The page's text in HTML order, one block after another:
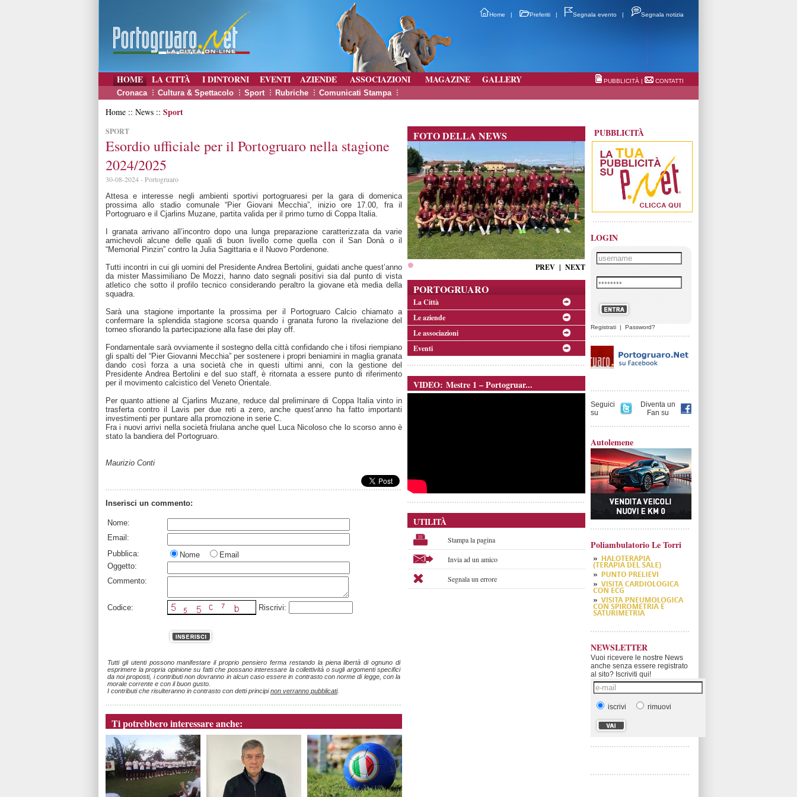
Home | Preferiti | Segnala evento | Segnala notizia
HOME LA CITTÀ I DINTORNI EVENTI AZIENDE ASSOCIAZIONI MAGAZINE GALLERY PUBBLICITÀ | CONTATTI
Cronaca Cultura & Spettacolo Sport Rubriche Comunicati Stampa
Home :: News :: Sport
SPORT
Esordio ufficiale per il Portogruaro nella stagione
2024/2025
30-08-2024 - Portogruaro
Attesa e interesse negli ambienti sportivi portogruaresi per la gara di domenica
prossima allo stadio comunale “Pier Giovani Mecchia”, inizio ore 17.00, fra il
Portogruaro e il Cjarlins Muzane, partita valida per il primo turno di Coppa Italia.
I granata arrivano all’incontro dopo una lunga preparazione caratterizzata da varie
amichevoli alcune delle quali di buon livello come quella con il San Donà o il
“Memorial Pinzin” contro la Julia Sagittaria e il Nuovo Pordenone.
Tutti incontri in cui gli uomini del Presidente Andrea Bertolini, guidati anche quest’anno
da mister Massimiliano De Mozzi, hanno dato segnali positivi sia dal punto di vista
atletico che sotto il profilo tecnico considerando peraltro la giovane età media della
squadra.
Sarà una stagione importante la prossima per il Portogruaro Calcio chiamato a
confermare la splendida stagione scorsa quando i granata furono la rivelazione del
torneo sfiorando la partecipazione alla fase dei play off.
Fondamentale sarà ovviamente il sostegno della città confidando che i tifosi riempiano
gli spalti del “Pier Giovanni Mecchia” per sostenere i propri beniamini in maglia granata
dando così forza a una società che in questi ultimi anni, con la gestione del
Presidente Andrea Bertolini e del suo staff, è ritornata a essere punto di riferimento
per il movimento calcistico del Veneto Orientale.
Per quanto attiene al Cjarlins Muzane, reduce dal preliminare di Coppa Italia vinto in
trasferta contro il Lavis per due reti a zero, anche quest’anno ha fatto importanti
investimenti per puntare alla promozione in serie C.
Fra i nuovi arrivi nella società friulana anche quel Luca Nicoloso che lo scorso anno è
stato la bandiera del Portogruaro.
Maurizio Conti
Inserisci un commento:
Nome:
Email:
Pubblica:
Nome
Email
Oggetto:
Commento:
Codice: Riscrivi:
Tutti gli utenti possono manifestare il proprio pensiero ferma restando la piena libertà di ognuno di
esprimere la propria opinione su fatti che possano interessare la collettività o sugli argomenti specifici
da noi proposti, i contributi non dovranno in alcun caso essere in contrasto con norme di legge, con la
morale corrente e con il buon gusto.
I contributi che risulteranno in contrasto con detti principinon verranno pubblicati.
Ti potrebbero interessare anche:
FOTO DELLA NEWS
PREV | NEXT
PORTOGRUARO
La Città
Le aziende
Le associazioni
Eventi
VIDEO: Mestre 1 – Portogruar...
UTILITÀ
Stampa la pagina
Invia ad un amico
Segnala un errore
PUBBLICITÀ
LOGIN
Registrati | Password?
Seguici
su
Diventa un
Fan su
Autolemene
Poliambulatorio Le Torri
NEWSLETTER
Vuoi ricevere le nostre News
anche senza essere registrato
al sito? Iscriviti qui!
iscrivi rimuovi